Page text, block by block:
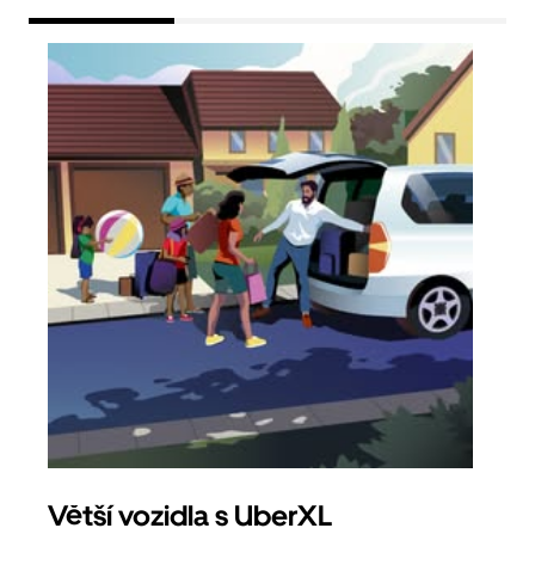
Větší vozidla s UberXL